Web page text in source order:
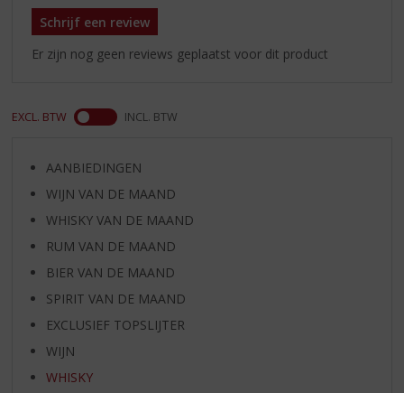
Schrijf een review
Er zijn nog geen reviews geplaatst voor dit product
EXCL. BTW INCL. BTW
AANBIEDINGEN
WIJN VAN DE MAAND
WHISKY VAN DE MAAND
RUM VAN DE MAAND
BIER VAN DE MAAND
SPIRIT VAN DE MAAND
EXCLUSIEF TOPSLIJTER
WIJN
WHISKY